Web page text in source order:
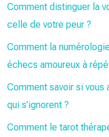
Comment distinguer la
celle de votre peur ?
Comment la
échecs amoureux à
Comment savoir si
qui s’ignorent ?
Comment le tarot